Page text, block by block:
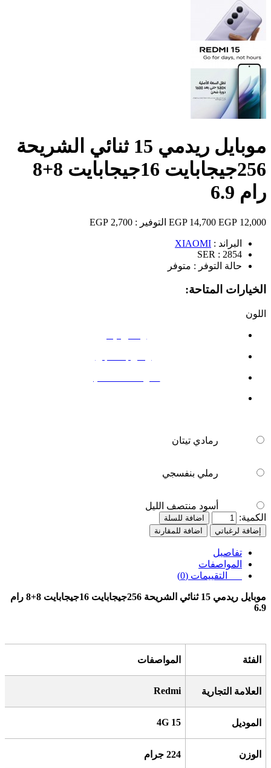
موبايل ريدمي 15 ثنائي الشريحة
256جيجابايت 16جيجابايت 8+8
رام 6.9
12,000 EGP
14,700 EGP التوفير : 2,700 EGP
البراند : XIAOMI
SER : 2854
حالة التوفر : متوفر
الخيارات المتاحة:
اللون
رمادي تيتان
رملي بنفسجي
أسود منتصف الليل
الكمية:
اضافة للسلة
إضافة لرغباتي
اضافة للمقارنة
تفاصيل
المواصفات
التقييمات (0)
موبايل ريدمي 15 ثنائي الشريحة 256جيجابايت 16جيجابايت 8+8 رام
6.9
الفئة المواصفات
العلامة التجارية Redmi
الموديل 15 4G
الوزن 224 جرام